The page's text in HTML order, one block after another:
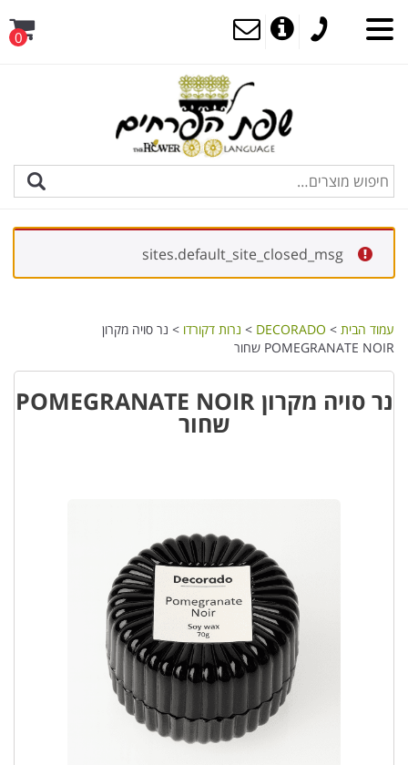
0
sites.default_site_closed_msg
עמוד הבית >
DECORADO
> נרות דקורדו > נר סויה מקרון
POMEGRANATE NOIR שחור
נר סויה מקרון POMEGRANATE NOIR
שחור